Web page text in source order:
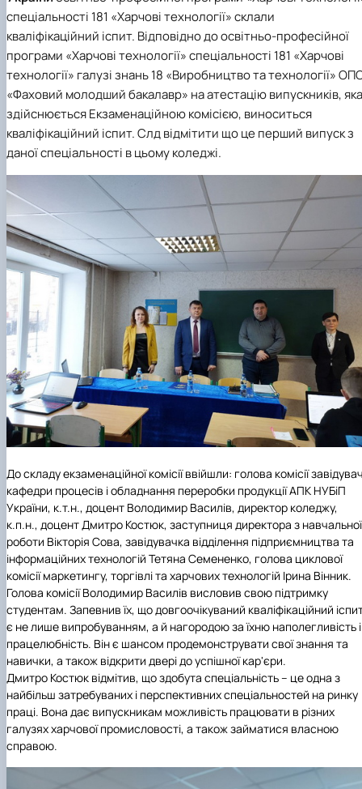
спеціальності 181 «Харчові технології» склали
кваліфікаційний іспит. Відповідно до освітньо-професійної
програми «Харчові технології» спеціальності 181 «Харчові
технології» галузі знань 18 «Виробництво та технології»
«Фаховий молодший бакалавр» на атестацію випускників, яка
здійснюється Екзаменаційною комісією, виноситься
кваліфікаційний іспит. Слд відмітити що це перший випуск з
даної спеціальності в цьому коледжі.
До складу екзаменаційної комісії ввійшли: голова комісії
кафедри процесів і обладнання переробки продукції АПК НУБіП
України, к.т.н., доцент Володимир Василів, директор коледжу,
к.п.н., доцент Дмитро Костюк, заступниця директора з навчальної
роботи Вікторія Сова, завідувачка відділення підприємництва та
інформаційних технологій Тетяна Семененко, голова циклової
комісії маркетингу, торгівлі та харчових технологій Ірина Вінник.
Голова комісії Володимир Василів висловив свою підтримку
студентам. Запевнив їх, що довгоочікуваний кваліфікаційний
є не лише випробуванням, а й нагородою за їхню наполегливість і
працелюбність. Він є шансом продемонструвати свої знання та
навички, а також відкрити двері до успішної кар'єри.
Дмитро Костюк відмітив, що здобута спеціальність – це одна з
найбільш затребуваних і перспективних спеціальностей на ринку
праці. Вона дає випускникам можливість працювати в різних
галузях харчової промисловості, а також займатися власною
справою.